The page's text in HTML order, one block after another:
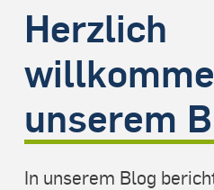
Herzlich
unserem
In unserem Blog